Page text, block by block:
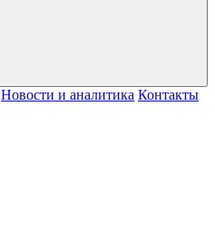
Новости и аналитика Контакты